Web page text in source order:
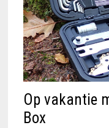
Op vakantie
Box